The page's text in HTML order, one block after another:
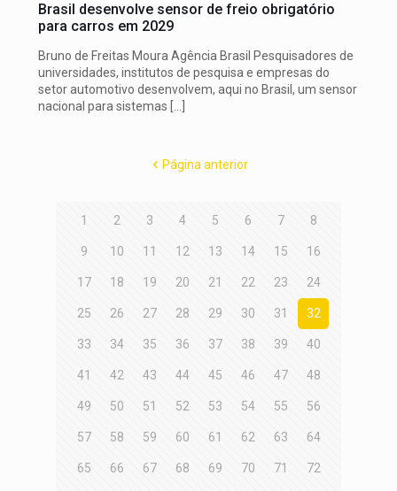
Brasil desenvolve sensor de freio obrigatório
para carros em 2029
Bruno de Freitas Moura Agência Brasil Pesquisadores de
universidades, institutos de pesquisa e empresas do
setor automotivo desenvolvem, aqui no Brasil, um sensor
nacional para sistemas […]
Página anterior
1 2 3 4 5 6 7 8
9 10 11 12 13 14 15 16
17 18 19 20 21 22 23 24
25 26 27 28 29 30 31 32
33 34 35 36 37 38 39 40
41 42 43 44 45 46 47 48
49 50 51 52 53 54 55 56
57 58 59 60 61 62 63 64
65 66 67 68 69 70 71 72